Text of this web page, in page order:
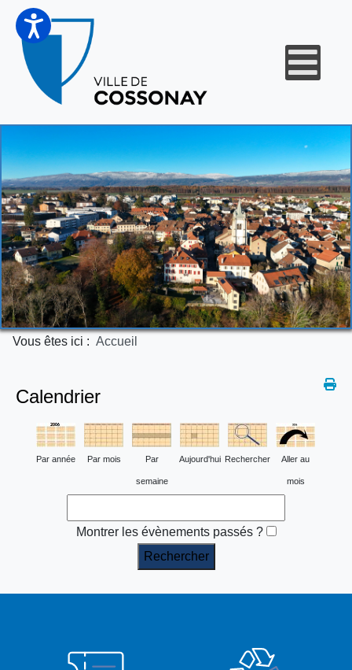
Vous êtes ici : Accueil
Calendrier
Par année Par mois Par
semaine
Aujourd'hui Rechercher Aller au
mois
Montrer les évènements passés ?